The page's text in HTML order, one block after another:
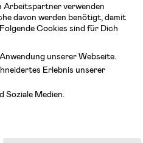
vielen mehr. Schau Dich um in
Kinder & Babys. Willkommen!
Alle Rechte vorbehalten.
Arbeitspartner verwenden
davon werden benötigt, damit
Cookies sind für Dich
unserer Webseite.
Erlebnis unserer
Soziale Medien.